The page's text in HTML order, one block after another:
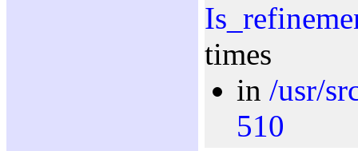
times
in /usr/
510